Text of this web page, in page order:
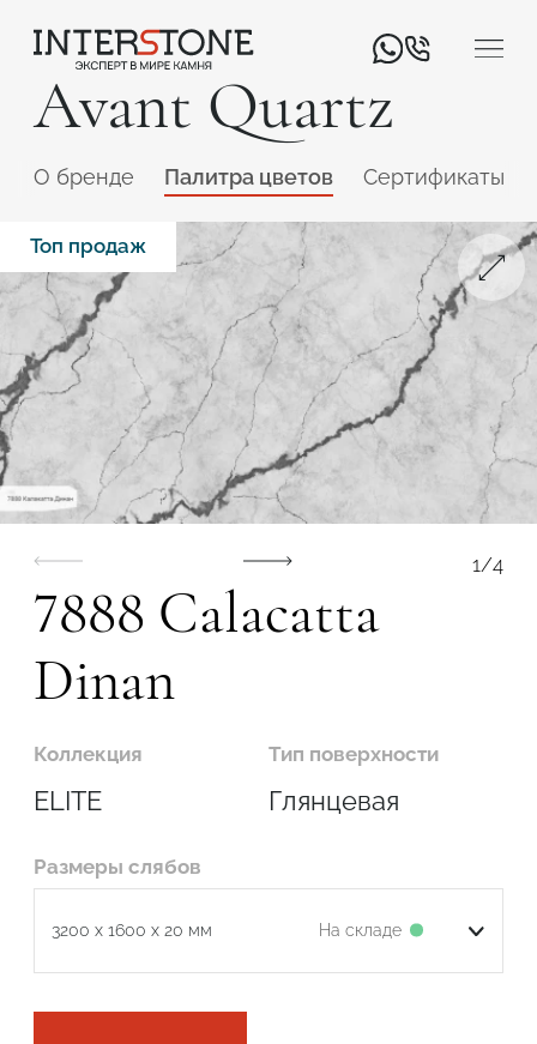
Avant Quartz
O бренде Палитра цветов Сертификаты
Топ продаж
1/4
7888 Calacatta
Dinan
Коллекция
ELITE
Тип поверхности
Глянцевая
Размеры слябов
3200 x 1600 x 20 мм На складе
Ваша сфера деятельности
Обработчик Дизайнер
Подтвердите, что вы не робот
Подтвердите, что вы не робот